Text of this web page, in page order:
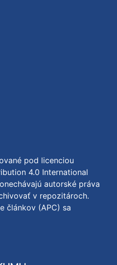
pod licenciou
4.0 International
autorské práva
v repozitároch.
článkov (APC) sa